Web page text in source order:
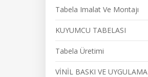
Tabela Imalat Ve Montajı
KUYUMCU TABELASI
Tabela Üretimi
VİNİL BASKI VE UYGULAMA